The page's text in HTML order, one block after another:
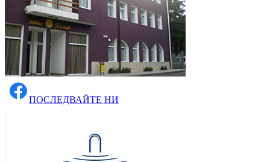
ПОСЛЕДВАЙТЕ НИ